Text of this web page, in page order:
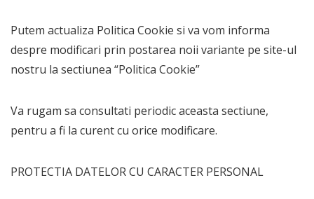
Putem actualiza Politica Cookie si va vom informa
despre modificari prin postarea noii variante pe site-ul
nostru la sectiunea “Politica Cookie”
Va rugam sa consultati periodic aceasta sectiune,
pentru a fi la curent cu orice modificare.
PROTECTIA DATELOR CU CARACTER PERSONAL